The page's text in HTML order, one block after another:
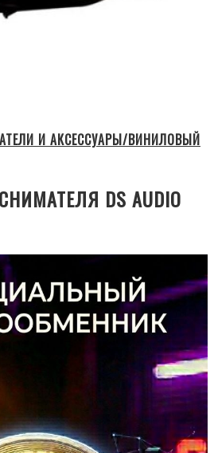
И АКСЕССУАРЫ/ВИНИЛОВЫЙ
DS AUDIO